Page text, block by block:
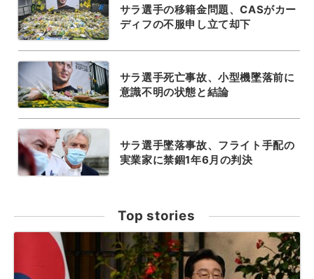
サラ選手の移籍金問題、CASがカー
ディフの不服申し立て却下
サラ選手死亡事故、小型機墜落前に
意識不明の状態と結論
サラ選手墜落事故、フライト手配の
実業家に禁錮1年6月の判決
Top stories